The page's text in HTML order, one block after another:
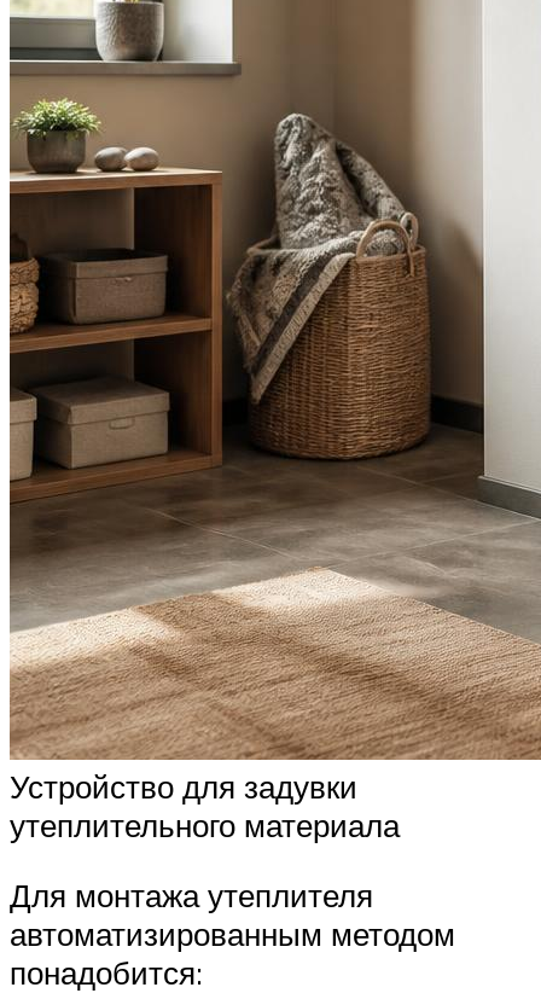
Устройство для задувки
утеплительного материала
Для монтажа утеплителя
автоматизированным методом
понадобится: